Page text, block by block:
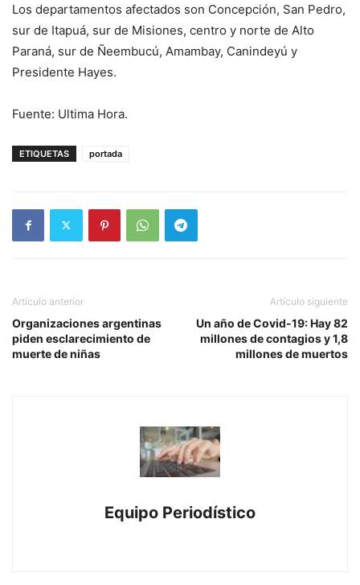
Los departamentos afectados son Concepción, San Pedro,
sur de Itapuá, sur de Misiones, centro y norte de Alto
Paraná, sur de Ñeembucú, Amambay, Canindeyú y
Presidente Hayes.
Fuente: Ultima Hora.
ETIQUETAS portada
Artículo anterior
Organizaciones argentinas
piden esclarecimiento de
muerte de niñas
Artículo siguiente
Un año de Covid-19: Hay 82
millones de contagios y 1,8
millones de muertos
Equipo Periodístico